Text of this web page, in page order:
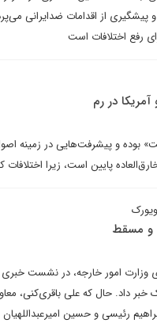
و پیشگیری از اقدامات ضدایرانی
رفع اختلافات است
در رم
بوده و پیشرفت‌هایی در زمینه
پایین است، زیرا
و مسقط
امور خارجه، در نشست خبری
خبر داد. حال که علی باقری‌کنی،
رئیسی و حسین